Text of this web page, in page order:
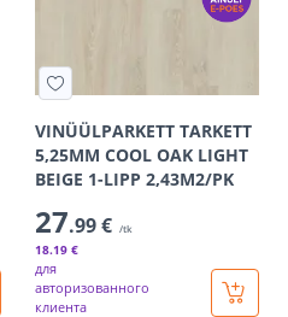
VINÜÜLPARKETT TARKETT
5,25MM COOL OAK LIGHT
BEIGE 1-LIPP 2,43M2/PK
27.99 € /tk
18.19 €
для
авторизованного
клиента